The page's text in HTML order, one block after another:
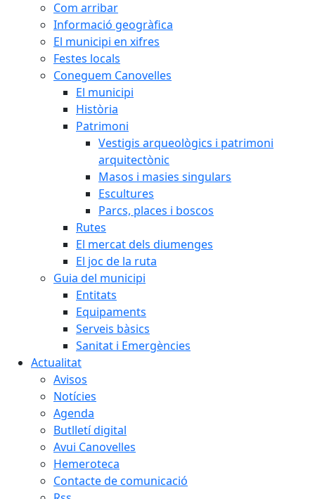
Com arribar
Informació geogràfica
El municipi en xifres
Festes locals
Coneguem Canovelles
El municipi
Història
Patrimoni
Vestigis arqueològics i patrimoni
arquitectònic
Masos i masies singulars
Escultures
Parcs, places i boscos
Rutes
El mercat dels diumenges
El joc de la ruta
Guia del municipi
Entitats
Equipaments
Serveis bàsics
Sanitat i Emergències
Actualitat
Avisos
Notícies
Agenda
Butlletí digital
Avui Canovelles
Hemeroteca
Contacte de comunicació